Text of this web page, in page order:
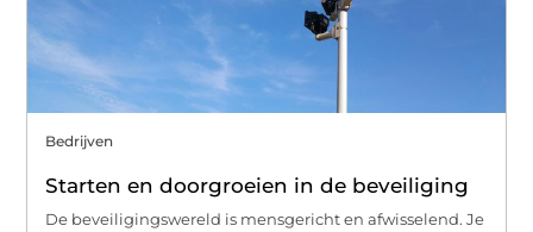
Bedrijven
Starten en doorgroeien in de beveiliging
De beveiligingswereld is mensgericht en afwisselend. Je